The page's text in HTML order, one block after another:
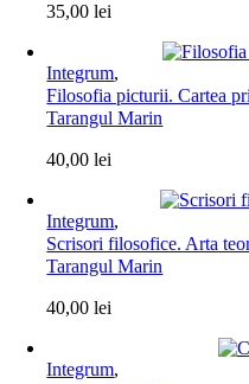
35,00lei
Integrum,
Filosofia picturii. Cartea
Tarangul Marin
40,00lei
Integrum,
Scrisori filosofice. Arta
Tarangul Marin
40,00lei
Integrum,